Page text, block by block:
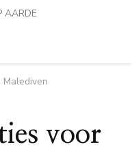
AARDE
Malediven
voor